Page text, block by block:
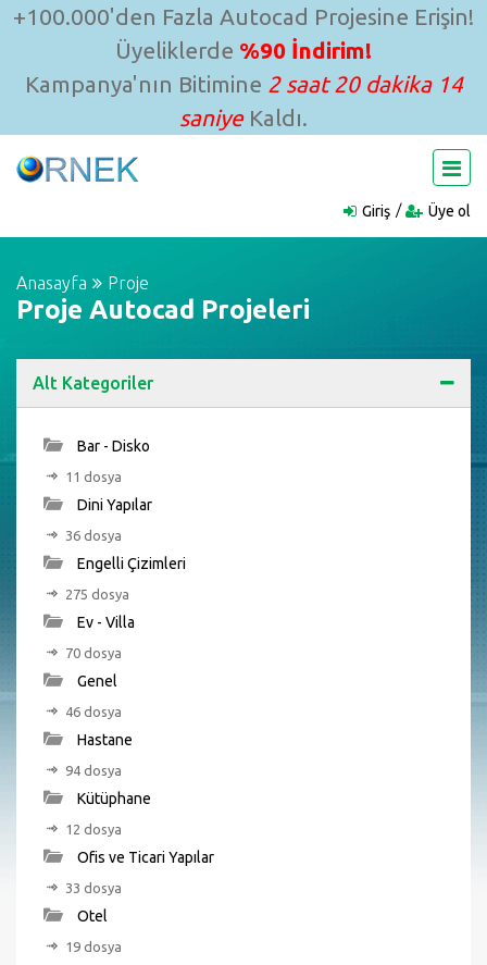
+100.000'den Fazla Autocad Projesine Erişin!
Üyeliklerde %90 İndirim!
Kampanya'nın Bitimine 2 saat 20 dakika 13
saniyeKaldı.
Giriş Üye ol
Anasayfa Proje
Proje Autocad Projeleri
Alt Kategoriler
Bar - Disko
11 dosya
Dini Yapılar
36 dosya
Engelli Çizimleri
275 dosya
Ev - Villa
70 dosya
Genel
46 dosya
Hastane
94 dosya
Kütüphane
12 dosya
Ofis ve Ticari Yapılar
33 dosya
Otel
19 dosya